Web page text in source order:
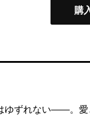
購
ゆずれない――。愛